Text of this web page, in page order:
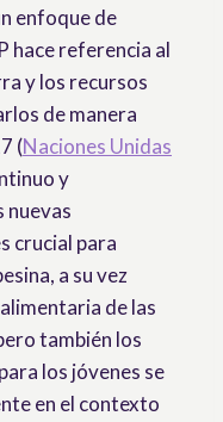
enfoque de
hace referencia al
y los recursos
de manera
(Naciones Unidas
y
nuevas
crucial para
a su vez
de las
también los
los jóvenes se
en el contexto